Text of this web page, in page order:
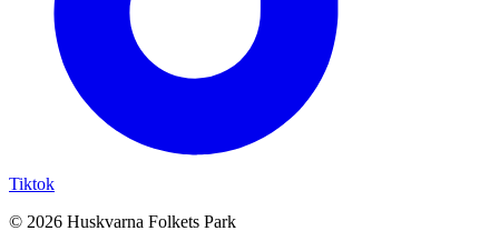
Tiktok
© 2026 Huskvarna Folkets Park